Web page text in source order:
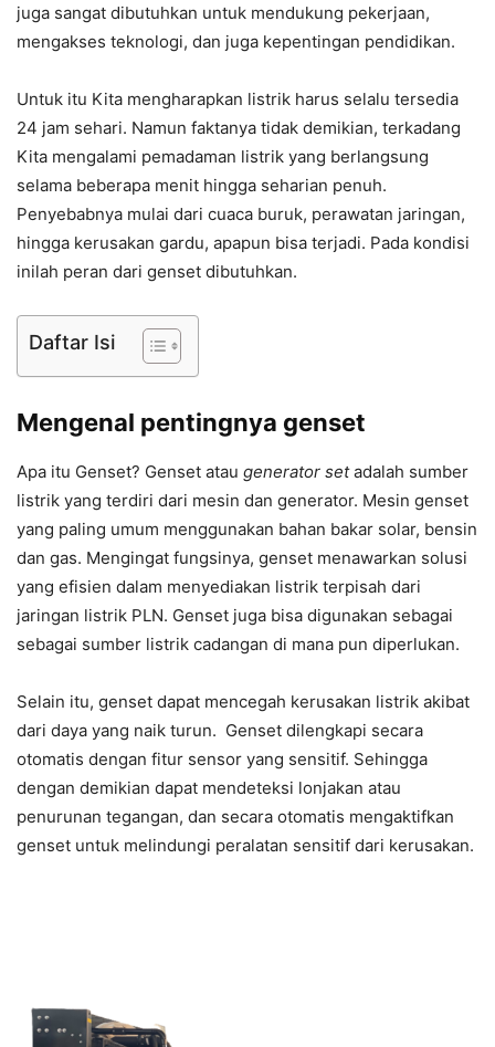
juga sangat dibutuhkan untuk mendukung pekerjaan,
mengakses teknologi, dan juga kepentingan pendidikan.
Untuk itu Kita mengharapkan listrik harus selalu tersedia
24 jam sehari. Namun faktanya tidak demikian, terkadang
Kita mengalami pemadaman listrik yang berlangsung
selama beberapa menit hingga seharian penuh.
Penyebabnya mulai dari cuaca buruk, perawatan jaringan,
hingga kerusakan gardu, apapun bisa terjadi. Pada kondisi
inilah peran dari genset dibutuhkan.
Daftar Isi
Mengenal pentingnya genset
Apa itu Genset? Genset atau generator setadalah sumber
listrik yang terdiri dari mesin dan generator. Mesin genset
yang paling umum menggunakan bahan bakar solar, bensin
dan gas. Mengingat fungsinya, genset menawarkan solusi
yang efisien dalam menyediakan listrik terpisah dari
jaringan listrik PLN. Genset juga bisa digunakan sebagai
sebagai sumber listrik cadangan di mana pun diperlukan.
Selain itu, genset dapat mencegah kerusakan listrik akibat
dari daya yang naik turun. Genset dilengkapi secara
otomatis dengan fitur sensor yang sensitif. Sehingga
dengan demikian dapat mendeteksi lonjakan atau
penurunan tegangan, dan secara otomatis mengaktifkan
genset untuk melindungi peralatan sensitif dari kerusakan.